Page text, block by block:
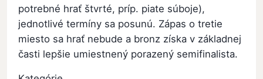
potrebné hrať štvrté, príp. piate súboje),
jednotlivé termíny sa posunú. Zápas o tretie
miesto sa hrať nebude a bronz získa v základnej
časti lepšie umiestnený porazený semifinalista.